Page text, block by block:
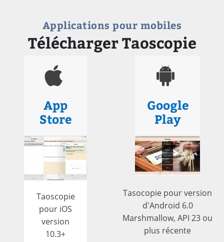
Applications pour mobiles
Télécharger Taoscopie
App
Store
Taoscopie
pour iOS
version
10.3+
Google
Play
Tasocopie pour version
d'Android 6.0
Marshmallow, API 23 ou
plus récente